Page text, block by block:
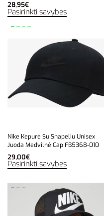
28,95€
Pasirinkti savybes
Nike Kepurė Su Snapeliu Unisex
Juoda Medvilnė Cap FB5368-010
29,00€
Pasirinkti savybes